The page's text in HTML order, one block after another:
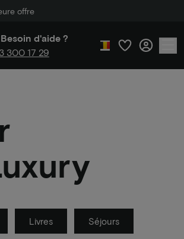
offre
Besoin d'aide ?
300 17 29
Livres Séjours